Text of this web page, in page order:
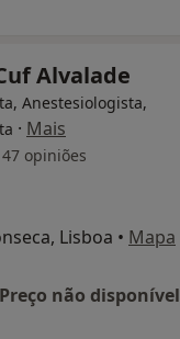
Alvalade
Anestesiologista,
· Mais
47 opiniões
Lisboa • Mapa
Preço não disponível